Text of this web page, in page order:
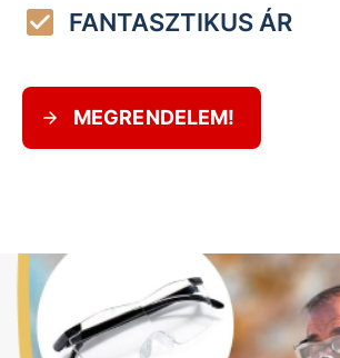
FANTASZTIKUS ÁR
MEGRENDELEM!